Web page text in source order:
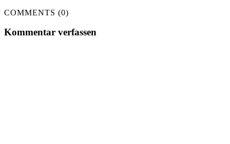
COMMENTS (0)
Kommentar verfassen